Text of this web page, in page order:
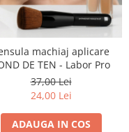
machiaj aplicare
DE TEN - Labor Pro
37,00 Lei
24,00 Lei
ADAUGA IN COS